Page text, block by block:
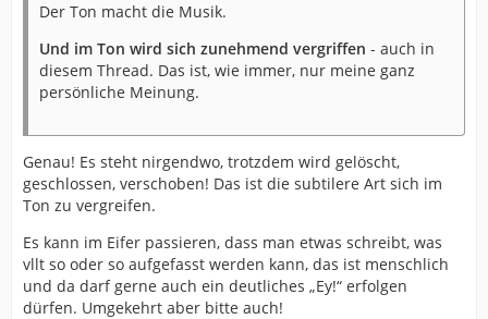
Der Ton macht die Musik.
Und im Ton wird sich zunehmend vergriffen - auch in
diesem Thread. Das ist, wie immer, nur meine ganz
persönliche Meinung.
Genau! Es steht nirgendwo, trotzdem wird gelöscht,
geschlossen, verschoben! Das ist die subtilere Art sich im
Ton zu vergreifen.
Es kann im Eifer passieren, dass man etwas schreibt, was
vllt so oder so aufgefasst werden kann, das ist menschlich
und da darf gerne auch ein deutliches „Ey!“ erfolgen
dürfen. Umgekehrt aber bitte auch!